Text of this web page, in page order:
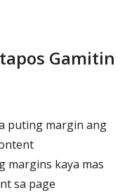
Gamitin
puting margin ang
margins kaya mas
sa page